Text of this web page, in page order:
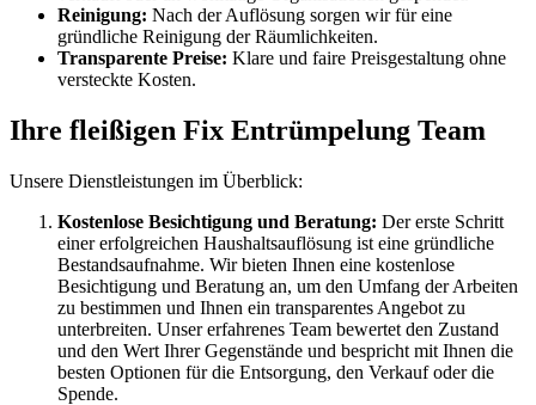
Reinigung: Nach der Auflösung sorgen wir für eine
gründliche Reinigung der Räumlichkeiten.
Transparente Preise: Klare und faire Preisgestaltung ohne
versteckte Kosten.
Ihre fleißigen Fix Entrümpelung Team
Unsere Dienstleistungen im Überblick:
Kostenlose Besichtigung und Beratung: Der erste Schritt
einer erfolgreichen Haushaltsauflösung ist eine gründliche
Bestandsaufnahme. Wir bieten Ihnen eine kostenlose
Besichtigung und Beratung an, um den Umfang der Arbeiten
zu bestimmen und Ihnen ein transparentes Angebot zu
unterbreiten. Unser erfahrenes Team bewertet den Zustand
und den Wert Ihrer Gegenstände und bespricht mit Ihnen die
besten Optionen für die Entsorgung, den Verkauf oder die
Spende.